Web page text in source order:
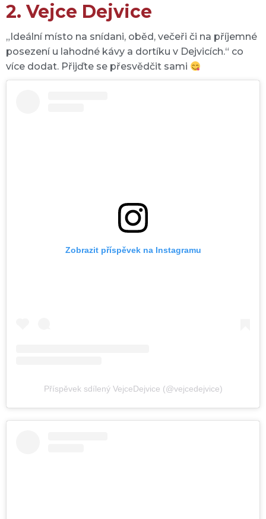
2. Vejce Dejvice
„Ideální místo na snídani, oběd, večeři či na příjemné
posezení u lahodné kávy a dortíku v Dejvicích.“ co
více dodat. Přijďte se přesvědčit sami
Zobrazit příspěvek na Instagramu
Příspěvek sdílený VejceDejvice (@vejcedejvice)